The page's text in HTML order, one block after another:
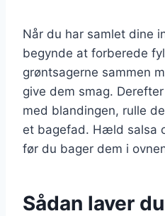
Når du har samlet dine
begynde at forberede
grøntsagerne sammen
give dem smag.
med blandingen, rulle
et bagefad. Hæld salsa
før du bager dem i
Sådan laver